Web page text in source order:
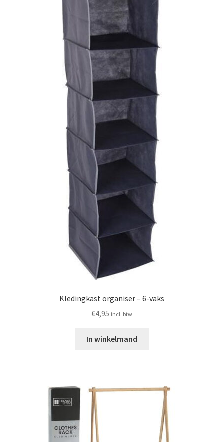
Kledingkast organiser – 6-vaks
€4,95 incl. btw
In winkelmand